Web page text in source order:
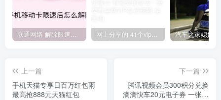
联通网络 解除限速方法参考！畅享、畅玩、老白干等及其它地区自测了 网上分享的 41个vip解析接口 有需要的拿去~ 免费看全网VIP会员视频
上一篇
手机天猫专享日百万红包雨
最高抢888元天猫红包
下一篇
腾讯视频会员300积分兑换
滴滴快车20元电子券 一张可